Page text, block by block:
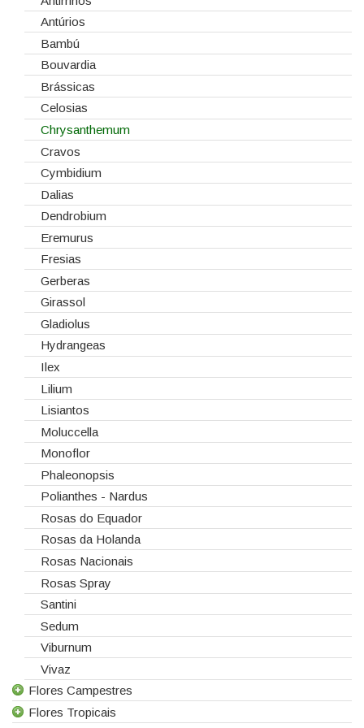
Esponjas
Estruturas
Fitas
Gaiolas
Lanternas
Madeiras
Spray
Tabuleiros/Bases
Telas/Tecidos
Vidros
Antúrios
Bambú
Bouvardia
Brássicas
Celosias
Chrysanthemum
Cravos
Cymbidium
Dalias
Dendrobium
Eremurus
Fresias
Gerberas
Girassol
Gladiolus
Hydrangeas
Ilex
Lilium
Lisiantos
Moluccella
Monoflor
Phaleonopsis
Polianthes - Nardus
Rosas do Equador
Rosas da Holanda
Rosas Nacionais
Rosas Spray
Santini
Sedum
Viburnum
Vivaz
Flores Campestres
Todas as Flores Campestres
Flores Tropicais